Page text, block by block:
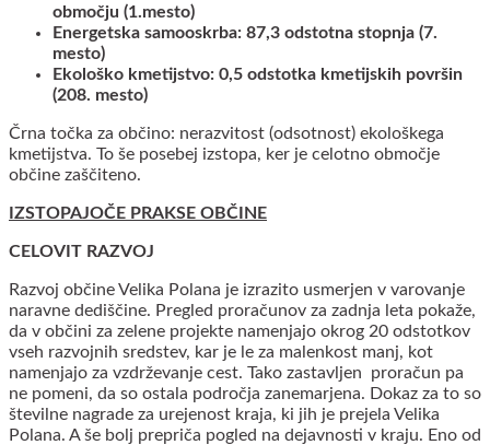
območju (1.mesto)
Energetska samooskrba: 87,3 odstotna stopnja (7.
mesto)
Ekološko kmetijstvo: 0,5 odstotka kmetijskih površin
(208. mesto)
Črna točka za občino: nerazvitost (odsotnost) ekološkega
kmetijstva. To še posebej izstopa, ker je celotno območje
občine zaščiteno.
IZSTOPAJOČE PRAKSE OBČINE
CELOVIT RAZVOJ
Razvoj občine Velika Polana je izrazito usmerjen v varovanje
naravne dediščine. Pregled proračunov za zadnja leta pokaže,
da v občini za zelene projekte namenjajo okrog 20 odstotkov
vseh razvojnih sredstev, kar je le za malenkost manj, kot
namenjajo za vzdrževanje cest. Tako zastavljen proračun pa
ne pomeni, da so ostala področja zanemarjena. Dokaz za to so
številne nagrade za urejenost kraja, ki jih je prejela Velika
Polana. A še bolj prepriča pogled na dejavnosti v kraju. Eno od